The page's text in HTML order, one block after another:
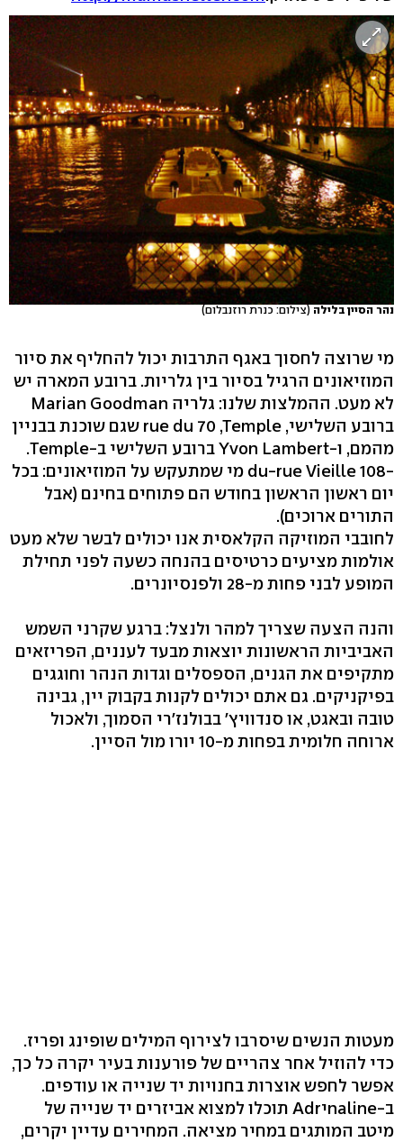
נהר הסיין בלילה(צילום: כנרת רוזנבלום)
מי שרוצה לחסוך באגף התרבות יכול להחליף את סיור
המוזיאונים הרגיל בסיור בין גלריות. ברובע המארה יש
ברובע השלישי, ‭rue du 70 ‬‭,Temple‬ שגם שוכנת בבניין
מהמם, ו‭Yvon Lambert-‬ ברובע השלישי ב‭.Temple-
du-rue Vieille 108-‬ מי שמתעקש על המוזיאונים: בכל
יום ראשון הראשון בחודש הם פתוחים בחינם (אבל
התורים ארוכים‭.(‬
לחובבי המוזיקה הקלאסית אנו יכולים לבשר שלא מעט
אולמות מציעים כרטיסים בהנחה כשעה לפני תחילת
המופע לבני פחות מ‭28-‬ ולפנסיונרים.
והנה הצעה שצריך למהר ולנצל: ברגע שקרני השמש
האביביות הראשונות יוצאות מבעד לעננים, הפריזאים
מתקיפים את הגנים, הספסלים וגדות הנהר וחוגגים
בפיקניקים. גם אתם יכולים לקנות בקבוק יין, גבינה
טובה ובאגט, או סנדוויץ' בבולנז'רי הסמוך, ולאכול
ארוחה חלומית בפחות מ‭10-‬ יורו מול הסיין.
מעטות הנשים שיסרבו לצירוף המילים שופינג ופריז.
כדי להוזיל אחר צהריים של פורענות בעיר יקרה כל כך,
אפשר לחפש אוצרות בחנויות יד שנייה או עודפים.
ב‭naline-‬יAdr תוכלו למצוא אביזרים יד שנייה של
מיטב המותגים במחיר מציאה. המחירים עדיין יקרים,